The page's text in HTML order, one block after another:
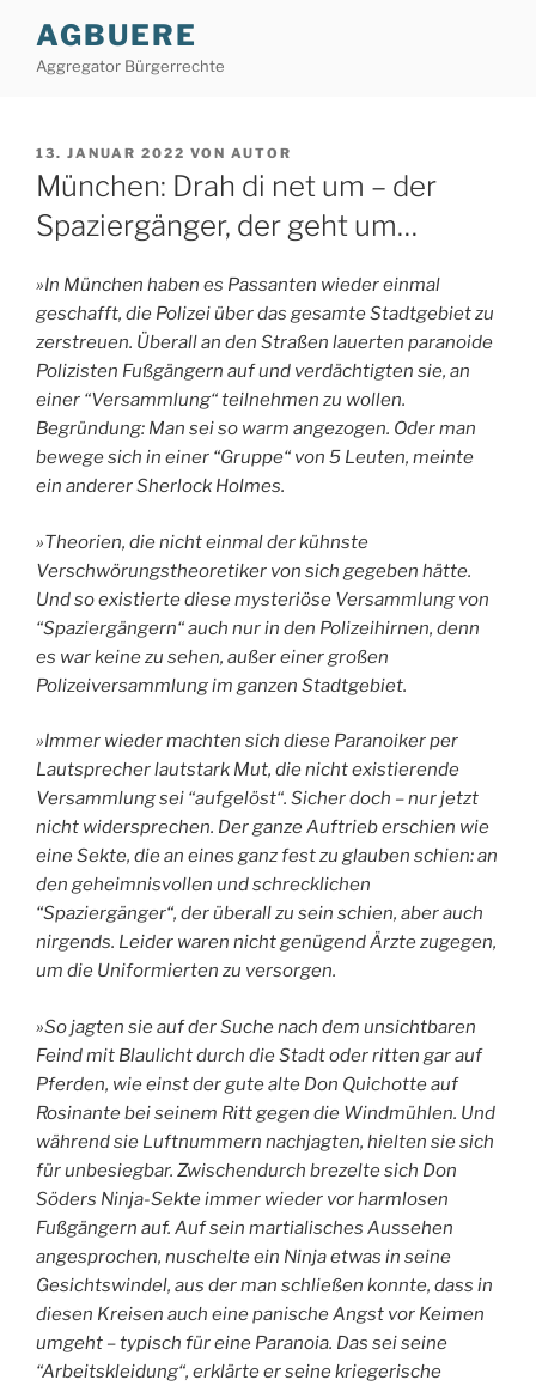
Inhalt
springen
AGBUERE
Aggregator Bürgerrechte
VERÖFFENTLICHT
AM
13. JANUAR 2022 VON AUTOR
München: Drah di net um – der
Spaziergänger, der geht um…
»In München haben es Passanten wieder einmal
geschafft, die Polizei über das gesamte Stadtgebiet zu
zerstreuen. Überall an den Straßen lauerten paranoide
Polizisten Fußgängern auf und verdächtigten sie, an
einer “Versammlung“ teilnehmen zu wollen.
Begründung: Man sei so warm angezogen. Oder man
bewege sich in einer “Gruppe“ von 5 Leuten, meinte
ein anderer Sherlock Holmes.
»Theorien, die nicht einmal der kühnste
Verschwörungstheoretiker von sich gegeben hätte.
Und so existierte diese mysteriöse Versammlung von
“Spaziergängern“ auch nur in den Polizeihirnen, denn
es war keine zu sehen, außer einer großen
Polizeiversammlung im ganzen Stadtgebiet.
»Immer wieder machten sich diese Paranoiker per
Lautsprecher lautstark Mut, die nicht existierende
Versammlung sei “aufgelöst“. Sicher doch – nur jetzt
nicht widersprechen. Der ganze Auftrieb erschien wie
eine Sekte, die an eines ganz fest zu glauben schien: an
den geheimnisvollen und schrecklichen
“Spaziergänger“, der überall zu sein schien, aber auch
nirgends. Leider waren nicht genügend Ärzte zugegen,
um die Uniformierten zu versorgen.
»So jagten sie auf der Suche nach dem unsichtbaren
Feind mit Blaulicht durch die Stadt oder ritten gar auf
Pferden, wie einst der gute alte Don Quichotte auf
Rosinante bei seinem Ritt gegen die Windmühlen. Und
während sie Luftnummern nachjagten, hielten sie sich
für unbesiegbar. Zwischendurch brezelte sich Don
Söders Ninja-Sekte immer wieder vor harmlosen
Fußgängern auf. Auf sein martialisches Aussehen
angesprochen, nuschelte ein Ninja etwas in seine
Gesichtswindel, aus der man schließen konnte, dass in
diesen Kreisen auch eine panische Angst vor Keimen
umgeht – typisch für eine Paranoia. Das sei seine
“Arbeitskleidung“, erklärte er seine kriegerische